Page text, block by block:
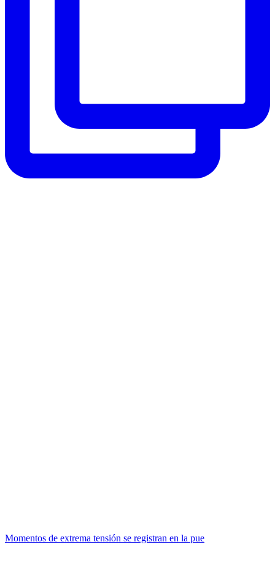
Momentos de extrema tensión se registran en la pue